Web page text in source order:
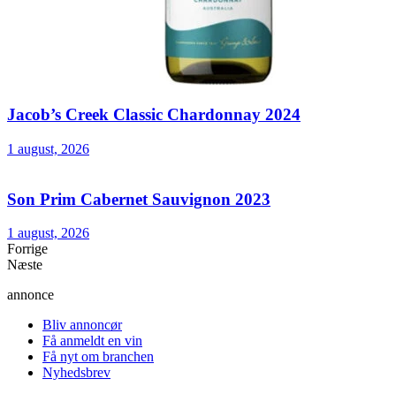
Jacob’s Creek Classic Chardonnay 2024
1 august, 2026
Son Prim Cabernet Sauvignon 2023
1 august, 2026
Forrige
Næste
annonce
Bliv annoncør
Få anmeldt en vin
Få nyt om branchen
Nyhedsbrev